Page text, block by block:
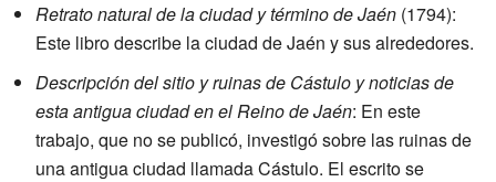
Retrato natural de la ciudad y término de Jaén (1794):
Este libro describe la ciudad de Jaén y sus alrededores.
Descripción del sitio y ruinas de Cástulo y noticias de
esta antigua ciudad en el Reino de Jaén: En este
trabajo, que no se publicó, investigó sobre las ruinas de
una antigua ciudad llamada Cástulo. El escrito se